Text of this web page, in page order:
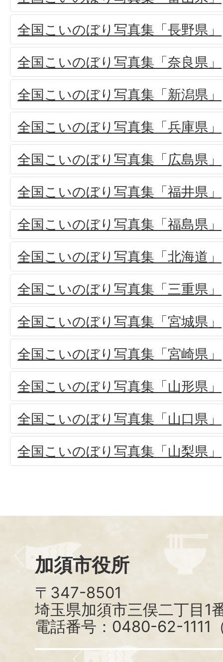
全国こいのぼり写真集「長野県」
全国こいのぼり写真集「奈良県」
全国こいのぼり写真集「新潟県」
全国こいのぼり写真集「兵庫県」
全国こいのぼり写真集「広島県」
全国こいのぼり写真集「福井県」
全国こいのぼり写真集「福島県」
全国こいのぼり写真集「北海道」
全国こいのぼり写真集「三重県」
全国こいのぼり写真集「宮城県」
全国こいのぼり写真集「宮崎県」
全国こいのぼり写真集「山形県」
全国こいのぼり写真集「山口県」
全国こいのぼり写真集「山梨県」
加須市役所
〒347-8501
埼玉県加須市三俣二丁目1
電話番号：0480-62-1111